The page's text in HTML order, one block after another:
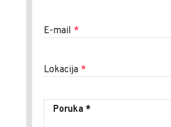
E-mail *
Lokacija *